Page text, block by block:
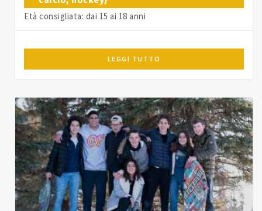
Età consigliata: dai 15 ai 18 anni
LEGGI TUTTO